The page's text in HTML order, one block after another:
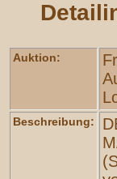
Auktion:
Beschreibung: